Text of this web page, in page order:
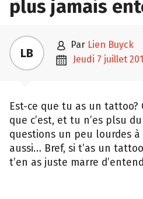
plus jamais
LB  par Lien Buyck
 jeudi 7 juillet
Est-ce que tu as un tattoo?
que c’est, et tu n’es plsu
questions un peu lourdes
aussi… Bref, si t’as un
t’en as juste marre